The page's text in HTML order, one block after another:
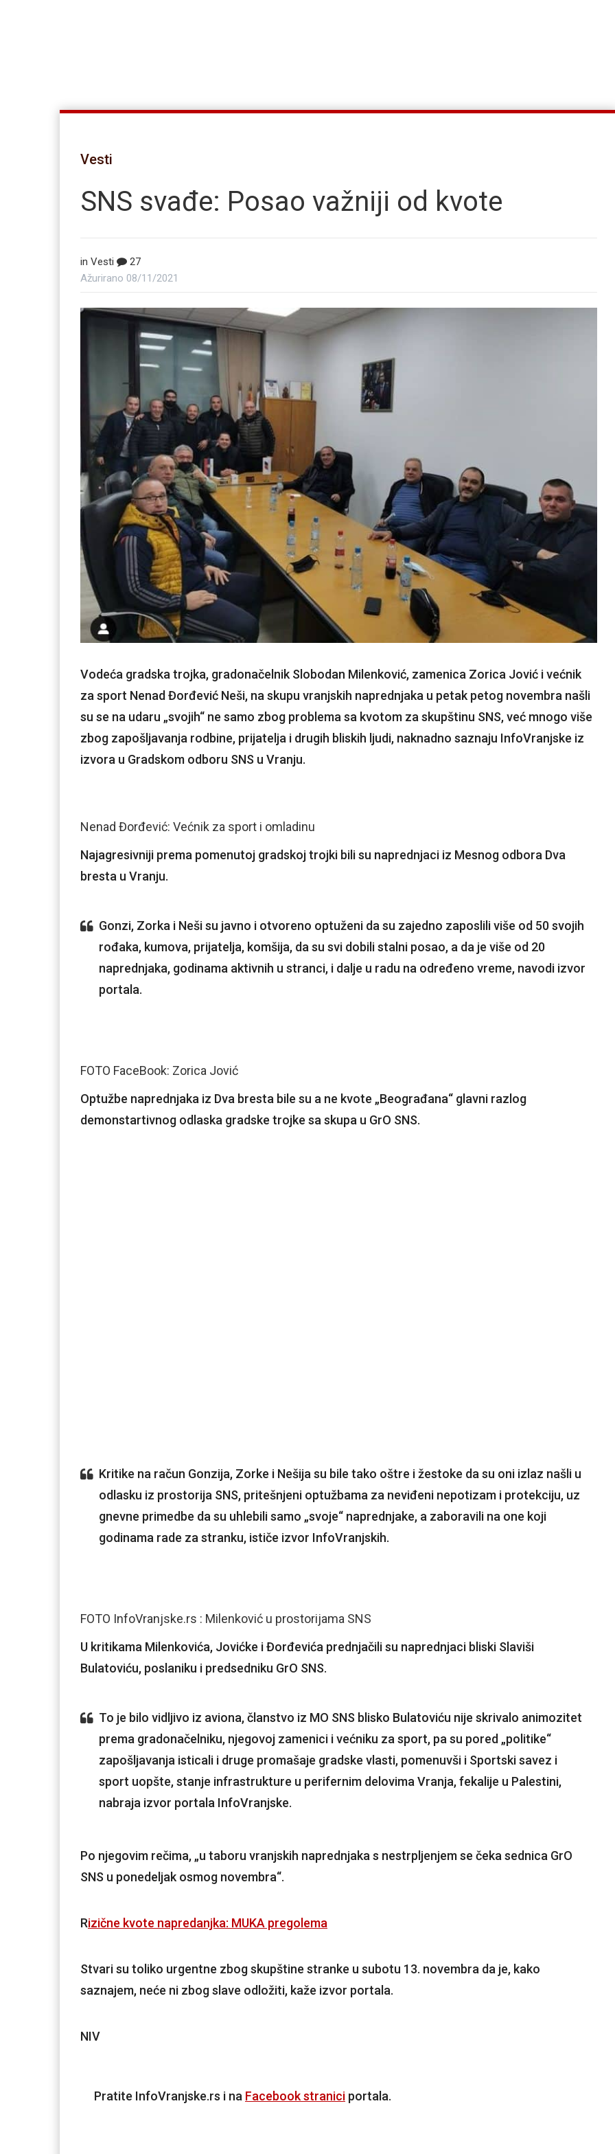
Vesti
SNS svađe: Posao važniji od kvote
in Vesti
27
Ažurirano 08/11/2021
Vodeća gradska trojka, gradonačelnik Slobodan Milenković, zamenica Zorica Jović i većnik
za sport Nenad Đorđević Neši, na skupu vranjskih naprednjaka u petak petog novembra našli
su se na udaru „svojih“ ne samo zbog problema sa kvotom za skupštinu SNS, već mnogo više
zbog zapošljavanja rodbine, prijatelja i drugih bliskih ljudi, naknadno saznaju InfoVranjske iz
izvora u Gradskom odboru SNS u Vranju.
Nenad Đorđević: Većnik za sport i omladinu
Najagresivniji prema pomenutoj gradskoj trojki bili su naprednjaci iz Mesnog odbora Dva
bresta u Vranju.
Gonzi, Zorka i Neši su javno i otvoreno optuženi da su zajedno zaposlili više od 50 svojih
rođaka, kumova, prijatelja, komšija, da su svi dobili stalni posao, a da je više od 20
naprednjaka, godinama aktivnih u stranci, i dalje u radu na određeno vreme, navodi izvor
portala.
FOTO FaceBook: Zorica Jović
Optužbe naprednjaka iz Dva bresta bile su a ne kvote „Beograđana“ glavni razlog
demonstartivnog odlaska gradske trojke sa skupa u GrO SNS.
Kritike na račun Gonzija, Zorke i Nešija su bile tako oštre i žestoke da su oni izlaz našli u
odlasku iz prostorija SNS, pritešnjeni optužbama za neviđeni nepotizam i protekciju, uz
gnevne primedbe da su uhlebili samo „svoje“ naprednjake, a zaboravili na one koji
godinama rade za stranku, ističe izvor InfoVranjskih.
FOTO InfoVranjske.rs : Milenković u prostorijama SNS
U kritikama Milenkovića, Jovićke i Đorđevića prednjačili su naprednjaci bliski Slaviši
Bulatoviću, poslaniku i predsedniku GrO SNS.
To je bilo vidljivo iz aviona, članstvo iz MO SNS blisko Bulatoviću nije skrivalo animozitet
prema gradonačelniku, njegovoj zamenici i većniku za sport, pa su pored „politike“
zapošljavanja isticali i druge promašaje gradske vlasti, pomenuvši i Sportski savez i
sport uopšte, stanje infrastrukture u perifernim delovima Vranja, fekalije u Palestini,
nabraja izvor portala InfoVranjske.
Po njegovim rečima, „u taboru vranjskih naprednjaka s nestrpljenjem se čeka sednica GrO
SNS u ponedeljak osmog novembra“.
Rizične kvote napredanjka: MUKA pregolema
Stvari su toliko urgentne zbog skupštine stranke u subotu 13. novembra da je, kako
saznajem, neće ni zbog slave odložiti, kaže izvor portala.
NIV
Pratite InfoVranjske.rs i na Facebook stranici portala.